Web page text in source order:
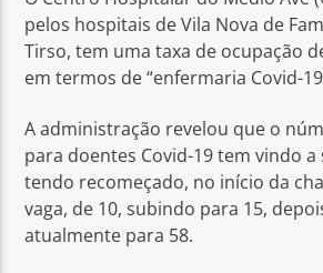
Rádio No ar
pelos hospitais de Vila Nova de
Tirso, tem uma taxa de ocupação
em termos de “enfermaria Covid-
A administração revelou que o
para doentes Covid-19 tem vindo a
tendo recomeçado, no início da
vaga, de 10, subindo para 15,
atualmente para 58.